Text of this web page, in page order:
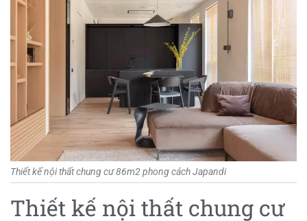
Thiết kế nội thất chung cư 86m2 phong cách Japandi
Thiết kế nội thất chung cư